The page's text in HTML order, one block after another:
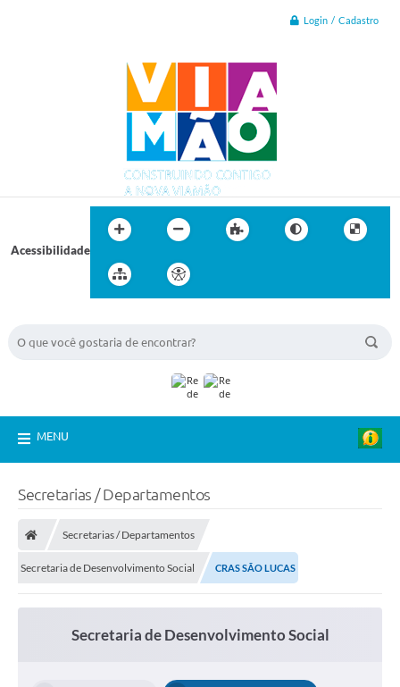
Login / Cadastro
Acessibilidade
MENU
Secretarias / Departamentos
Secretarias / Departamentos
Secretaria de Desenvolvimento Social CRAS SÃO LUCAS
Secretaria de Desenvolvimento Social